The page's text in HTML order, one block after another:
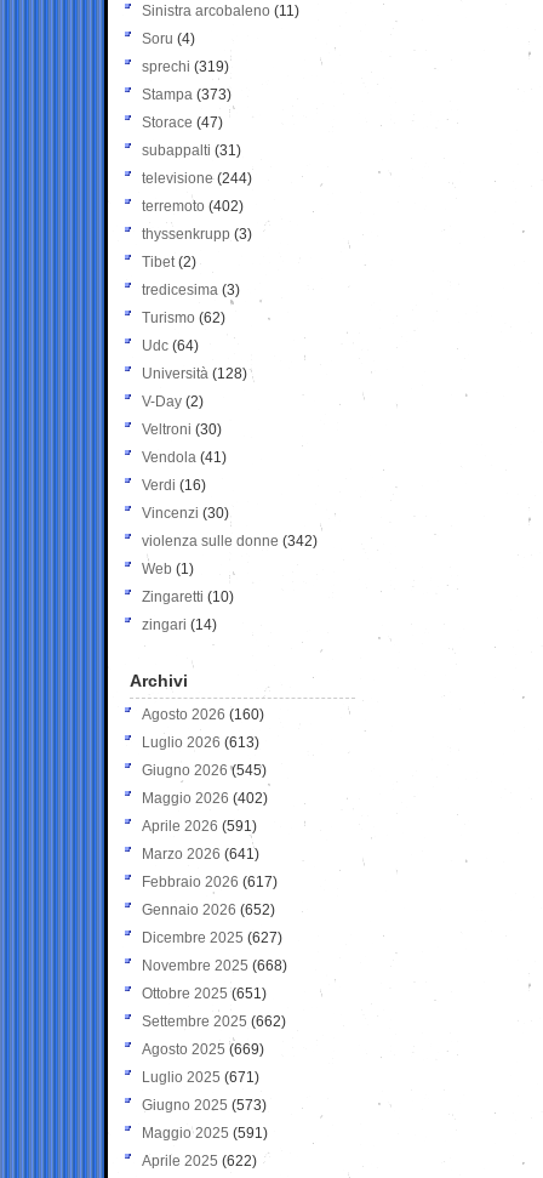
Sinistra arcobaleno (11)
Soru (4)
sprechi (319)
Stampa (373)
Storace (47)
subappalti (31)
televisione(244)
terremoto (402)
thyssenkrupp (3)
Tibet(2)
tredicesima (3)
Turismo (62)
Udc (64)
Università (128)
V-Day (2)
Veltroni (30)
Vendola (41)
Verdi (16)
Vincenzi (30)
violenza sulle donne (342)
Web (1)
Zingaretti (10)
zingari (14)
Archivi
Agosto 2026 (160)
Luglio 2026 (613)
Giugno 2026 (545)
Maggio 2026 (402)
Aprile 2026 (591)
Marzo 2026 (641)
Febbraio 2026 (617)
Gennaio 2026 (652)
Dicembre 2025 (627)
Novembre 2025 (668)
Ottobre 2025 (651)
Settembre 2025 (662)
Agosto 2025 (669)
Luglio 2025 (671)
Giugno 2025 (573)
Maggio 2025 (591)
Aprile 2025 (622)